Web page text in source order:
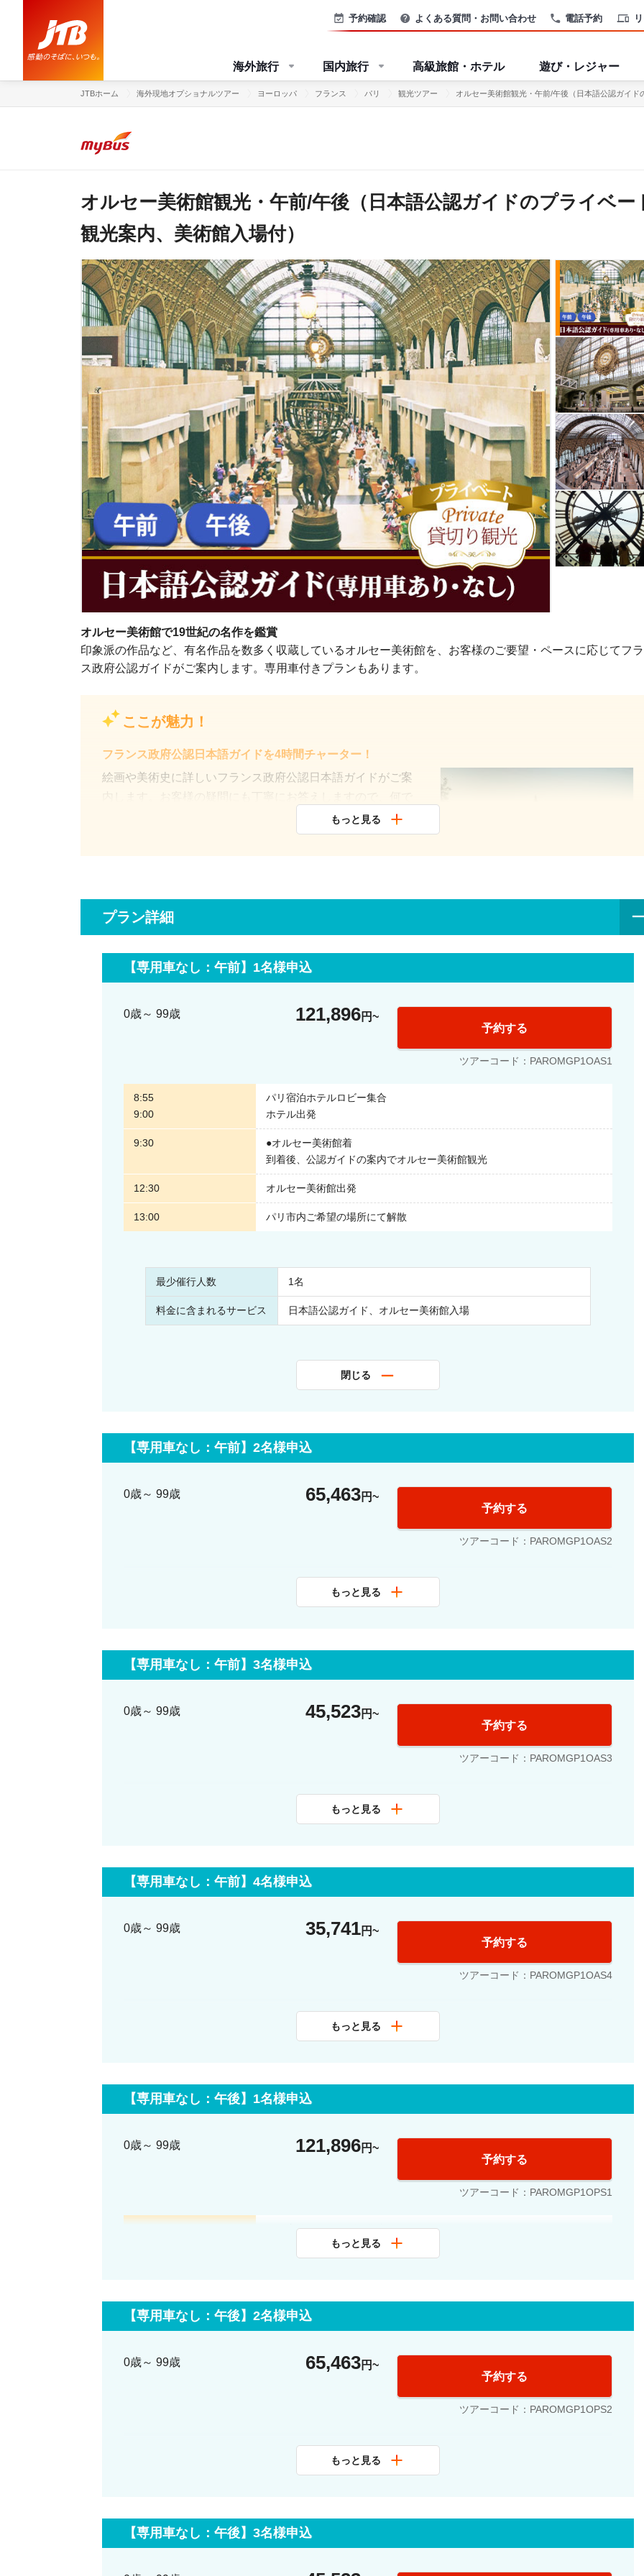
電話予約
予約確認 よくある質問・お問い合わせ
海外旅行 国内旅行 高級旅館・ホテル 遊び・レジャー
JTBホーム 海外現地オプショナルツアー ヨーロッパ フランス パリ 観光ツアー オルセー美術館観光・午前/午後（日本語公認ガイ
オルセー美術館観光・午前/午後（日本語公認ガイドのプライベー
観光案内、美術館入場付）
オルセー美術館で19世紀の名作を鑑賞
印象派の作品など、有名作品を数多く収蔵しているオルセー美術館を、お客様のご要望・ペースに応じてフ
ス政府公認ガイドがご案内します。専用車付きプランもあります。
ここが魅力！
フランス政府公認日本語ガイドを4時間チャーター！
絵画や美術史に詳しいフランス政府公認日本語ガイドがご案
過去にグループツアーで訪れてオルセー美術館の必見作品は
観たけれど…2回目の訪問では前回観られなかった作品を案
喜んでお受けいたします！グループツアーと違い、お客様ご
パリご滞在ホテルからの出発でとっても便利！
ご滞在のホテルへガイドがお迎えに伺いますので、安心で
前のツアーでしたらレストランでの解散もおすすめです。終
もっと見る
プラン詳細
【専用車なし：午前】1名様申込
0歳～ 99歳 121,896円
予約する
ツアーコード：PAROMGP1OAS1
8:55
9:00
パリ宿泊ホテルロビー集合
ホテル出発
9:30
●オルセー美術館着
到着後、公認ガイドの案内でオルセー美術館観光
12:30 オルセー美術館出発
13:00 パリ市内ご希望の場所にて解散
最少催行人数 1名
料金に含まれるサービス 日本語公認ガイド、オルセー美術館入場
閉じる
【専用車なし：午前】2名様申込
0歳～ 99歳 65,463円
予約する
ツアーコード：PAROMGP1OAS2
もっと見る
【専用車なし：午前】3名様申込
0歳～ 99歳 45,523円
予約する
ツアーコード：PAROMGP1OAS3
もっと見る
【専用車なし：午前】4名様申込
0歳～ 99歳 35,741円
予約する
ツアーコード：PAROMGP1OAS4
もっと見る
【専用車なし：午後】1名様申込
0歳～ 99歳 121,896円
予約する
ツアーコード：PAROMGP1OPS1
パリ宿泊ホテルロビー集合
17:30 オルセー美術館出発
もっと見る
【専用車なし：午後】2名様申込
0歳～ 99歳 65,463円
予約する
ツアーコード：PAROMGP1OPS2
もっと見る
【専用車なし：午後】3名様申込